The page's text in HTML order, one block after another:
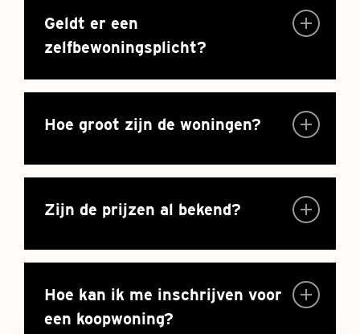
Geldt er een
zelfbewoningsplicht?
Hoe groot zijn de woningen?
Zijn de prijzen al bekend?
Hoe kan ik me inschrijven voor
een koopwoning?